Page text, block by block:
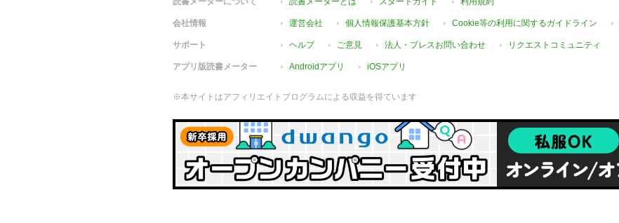
会社情報 運営会社 個人情報保護基本方針 Cookie等の利用に関するガイドライン
サポート ヘルプ ご意見 法人・プレスお問い合わせ リクエストコミュニティ
アプリ版読書メーター Androidアプリ iOSアプリ
※本サイトはアフィリエイトプログラムによる収益を得ています